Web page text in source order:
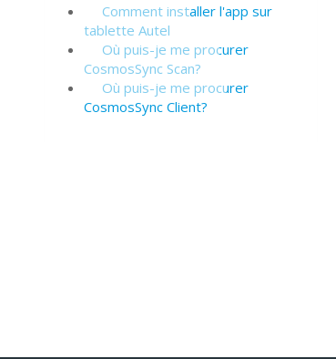
Comment installer l'app sur
tablette Autel
Où puis-je me procurer
CosmosSync Scan?
Où puis-je me procurer
CosmosSync Client?